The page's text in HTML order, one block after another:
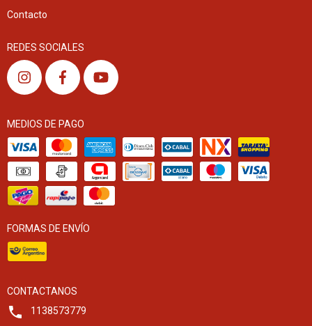
Contacto
REDES SOCIALES
MEDIOS DE PAGO
FORMAS DE ENVÍO
CONTACTANOS
1138573779